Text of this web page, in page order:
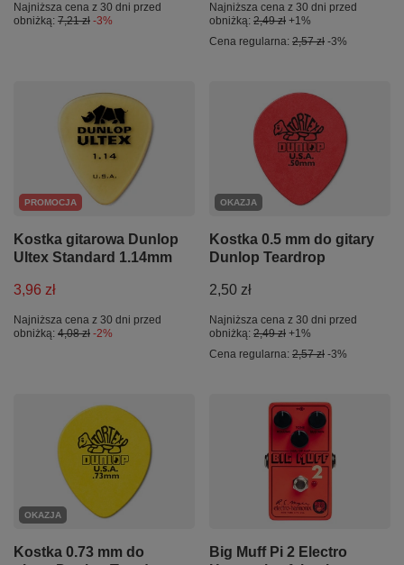
Najniższa cena z 30 dni przed
obniżką: 7,21 zł -3%
Najniższa cena z 30 dni przed
obniżką: 2,49 zł +1%
Cena regularna: 2,57 zł -3%
PROMOCJA
Kostka gitarowa Dunlop
Ultex Standard 1.14mm
3,96 zł
Najniższa cena z 30 dni przed
obniżką: 4,08 zł -2%
OKAZJA
Kostka 0.5 mm do gitary
Dunlop Teardrop
2,50 zł
Najniższa cena z 30 dni przed
obniżką: 2,49 zł +1%
Cena regularna: 2,57 zł -3%
OKAZJA
Kostka 0.73 mm do
Big Muff Pi 2 Electro